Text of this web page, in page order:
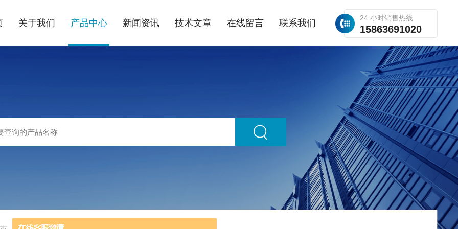
24 小时销售热线
15863691020
关于我们 产品中心 新闻资讯 技术文章 在线留言 联系我们